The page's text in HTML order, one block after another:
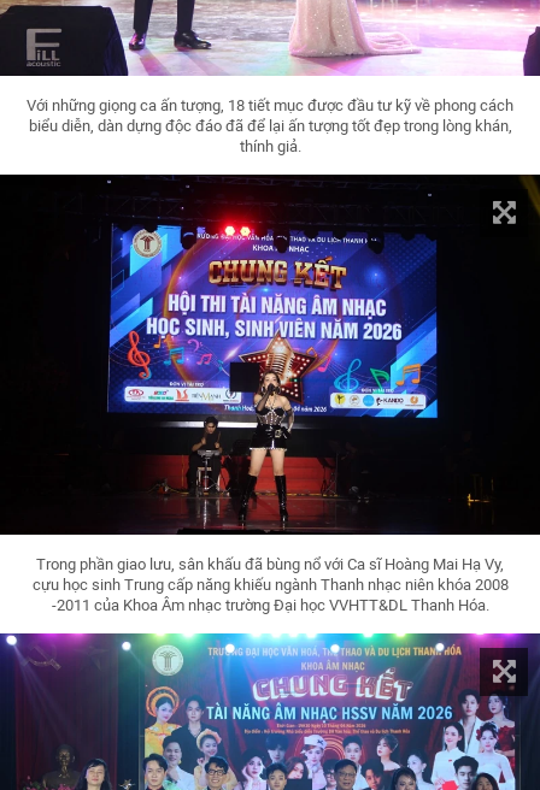
Với những giọng ca ấn tượng, 18 tiết mục được đầu tư kỹ về phong cách
biểu diễn, dàn dựng độc đáo đã để lại ấn tượng tốt đẹp trong lòng khán,
thính giả.
Trong phần giao lưu, sân khấu đã bùng nổ với Ca sĩ Hoàng Mai Hạ Vy,
cựu học sinh Trung cấp năng khiếu ngành Thanh nhạc niên khóa 2008
-2011 của Khoa Âm nhạc trường Đại học VVHTT&DL Thanh Hóa.